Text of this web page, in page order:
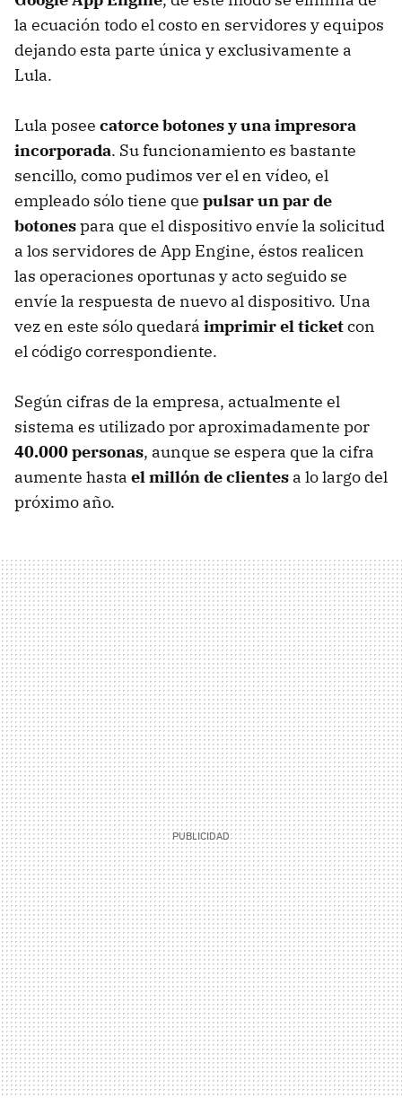
la ecuación todo el costo en servidores y equipos
dejando esta parte única y exclusivamente a
Lula.
Lula posee catorce botones y una impresora
incorporada. Su funcionamiento es bastante
sencillo, como pudimos ver el en vídeo, el
empleado sólo tiene que pulsar un par de
botonespara que el dispositivo envíe la solicitud
a los servidores de App Engine, éstos realicen
las operaciones oportunas y acto seguido se
envíe la respuesta de nuevo al dispositivo. Una
vez en este sólo quedará imprimir el ticketcon
el código correspondiente.
Según cifras de la empresa, actualmente el
sistema es utilizado por aproximadamente por
40.000 personas, aunque se espera que la cifra
aumente hasta el millón de clientes a lo largo del
próximo año.